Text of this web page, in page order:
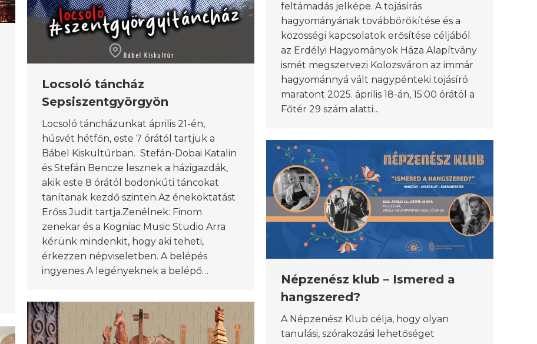
feltámadás jelképe. A tojásírás
hagyományának továbbörökítése és a
közösségi kapcsolatok erősítése céljából
az Erdélyi Hagyományok Háza Alapítvány
ismét megszervezi Kolozsváron az immár
hagyománnyá vált nagypénteki tojásíró
maratont 2025. április 18-án, 15:00 órától a
Főtér 29 szám alatti…
Locsoló táncház
Sepsiszentgyörgyön
Locsoló táncházunkat április 21-én,
húsvét hétfőn, este 7 órától tartjuk a
Bábel Kiskultúrban. Stefán-Dobai Katalin
és Stefán Bencze lesznek a házigazdák,
akik este 8 órától bodonkúti táncokat
tanítanak kezdő szinten.Az énekoktatást
Erőss Judit tartja.Zenélnek: Finom
zenekar és a Kogniac Music Studio Arra
kérünk mindenkit, hogy aki teheti,
érkezzen népviseletben. A belépés
ingyenes.A legényeknek a belépő…
Népzenész klub – Ismered a
hangszered?
A Népzenész Klub célja, hogy olyan
tanulási, szórakozási lehetőséget